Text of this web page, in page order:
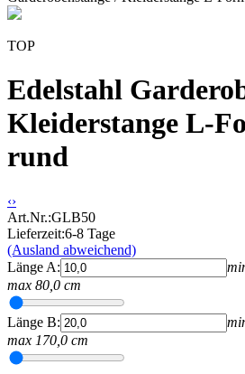
ab
EUR
TOP
Edelstahl
Kleiderstange L-
rund
‹›
Art.Nr.:GLB50
Lieferzeit:6-8 Tage
(Ausland abweichend)
Länge A:
max 80,0 cm
Länge B:
max 170,0 cm